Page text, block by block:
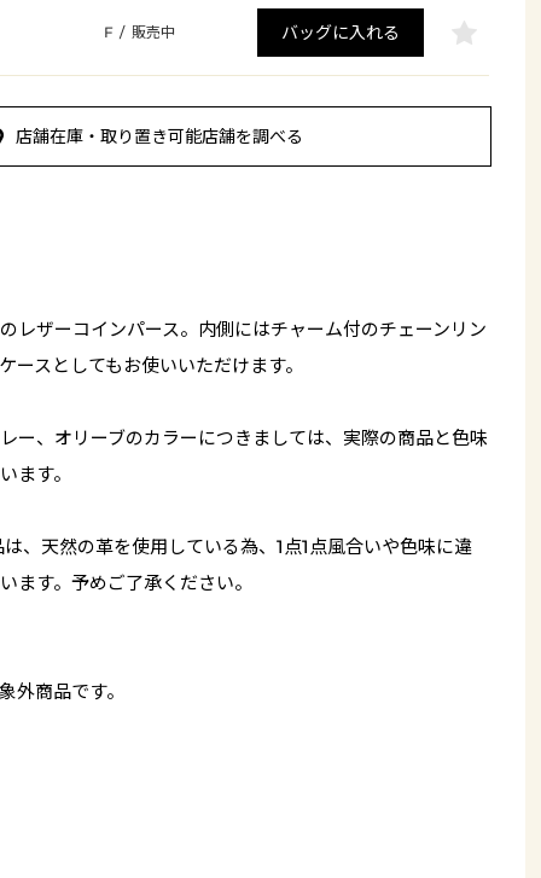
F / 販売中 バッグに入れる
店舗在庫・取り置き可能店舗を調べる
レザーコインパース。内側にはチャーム付のチェーンリン
ースとしてもお使いいただけます。
ー、オリーブのカラーにつきましては、実際の商品と色味
ます。
、天然の革を使用している為、1点1点風合いや色味に違
ます。予めご了承ください。
外商品です。